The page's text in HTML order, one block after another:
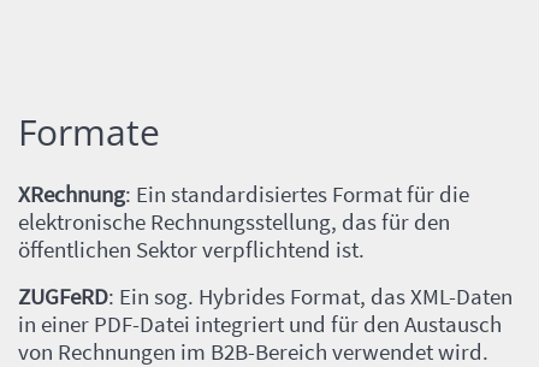
Einleitung
Formate
Inhalt
XRechnung: Ein standardisiertes Format für die
elektronische Rechnungsstellung, das für den
öffentlichen Sektor verpflichtend ist.
ZUGFeRD: Ein sog. Hybrides Format, das XML-Daten
in einer PDF-Datei integriert und für den Austausch
von Rechnungen im B2B-Bereich verwendet wird.